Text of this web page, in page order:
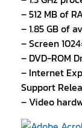
– 512 MB of
– 1.85 GB of
– Screen
– DVD-ROM
– Internet
Support
– Video